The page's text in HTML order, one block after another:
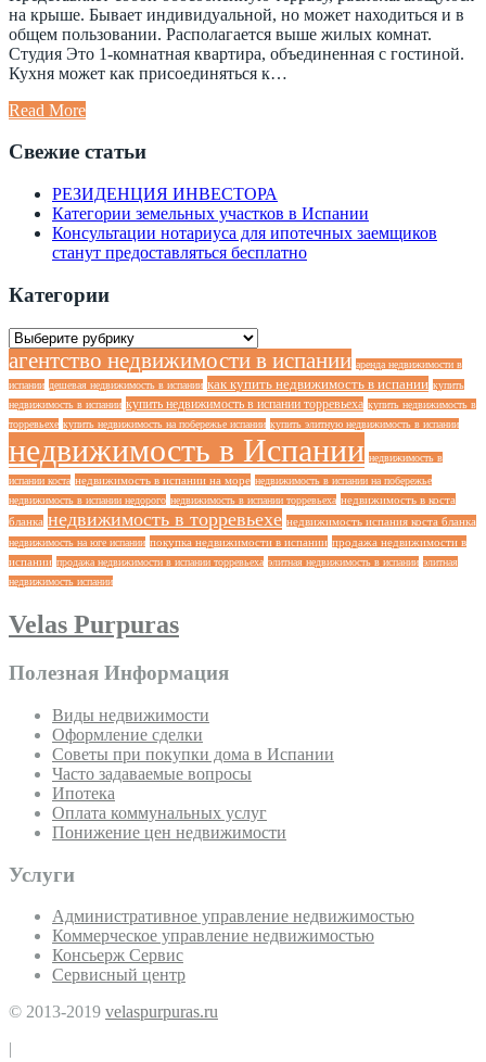
на крыше. Бывает индивидуальной, но может находиться и в
общем пользовании. Располагается выше жилых комнат.
Студия Это 1-комнатная квартира, объединенная с гостиной.
Кухня может как присоединяться к…
Read More
Свежие статьи
РЕЗИДЕНЦИЯ ИНВЕСТОРА
Категории земельных участков в Испании
Консультации нотариуса для ипотечных заемщиков
станут предоставляться бесплатно
Категории
Категории
агентство недвижимости в испании аренда недвижимости в
испании дешевая недвижимость в испании как купить недвижимость в испании купить
недвижимость в испании купить недвижимость в испании торревьеха купить недвижимость в
торревьехе купить недвижимость на побережье испании купить элитную недвижимость в испании
недвижимость в Испании недвижимость в
испании коста недвижимость в испании на море недвижимость в испании на побережье
недвижимость в испании недорого недвижимость в испании торревьеха недвижимость в коста
бланка недвижимость в торревьехе недвижимость испания коста бланка
недвижимость на юге испании покупка недвижимости в испании продажа недвижимости в
испании продажа недвижимости в испании торревьеха элитная недвижимость в испании элитная
недвижимость испании
Velas Purpuras
Полезная Информация
Виды недвижимости
Оформление сделки
Советы при покупки дома в Испании
Часто задаваемые вопросы
Ипотека
Оплата коммунальных услуг
Понижение цен недвижимости
Услуги
Административное управление недвижимостью
Коммерческое управление недвижимостью
Консьерж Сервис
Сервисный центр
© 2013-2019 velaspurpuras.ru